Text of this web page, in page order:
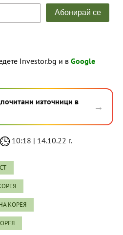
Investor.bg и в Google
източници в
→
10:18 | 14.10.22 г.
КОРЕЯ